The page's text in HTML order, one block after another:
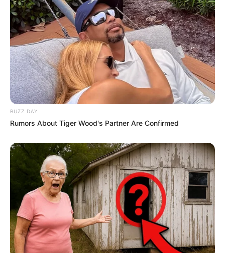
BUZZ DAY
Rumors About Tiger Wood's Partner Are Confirmed